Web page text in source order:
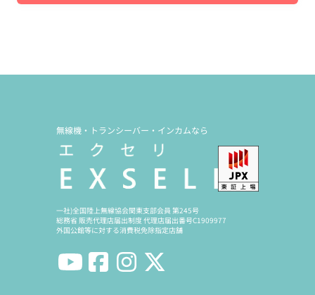
無線機・トランシーバー・インカムなら
一社)全国陸上無線協会関東支部会員 第245号
総務省 販売代理店届出制度 代理店届出番号C1909977
外国公館等に対する消費税免除指定店舗